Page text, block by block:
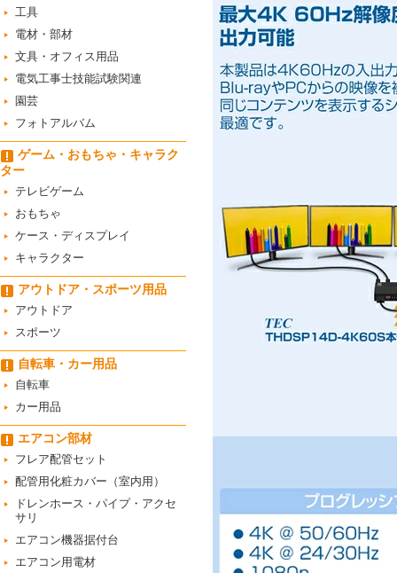
工具
電材・部材
文具・オフィス用品
電気工事士技能試験関連
園芸
フォトアルバム
ゲーム・おもちゃ・キャラク
ター
テレビゲーム
おもちゃ
ケース・ディスプレイ
キャラクター
アウトドア・スポーツ用品
アウトドア
スポーツ
自転車・カー用品
自転車
カー用品
エアコン部材
フレア配管セット
配管用化粧カバー（室内用）
ドレンホース・パイプ・アクセ
サリ
エアコン機器据付台
エアコン用電材